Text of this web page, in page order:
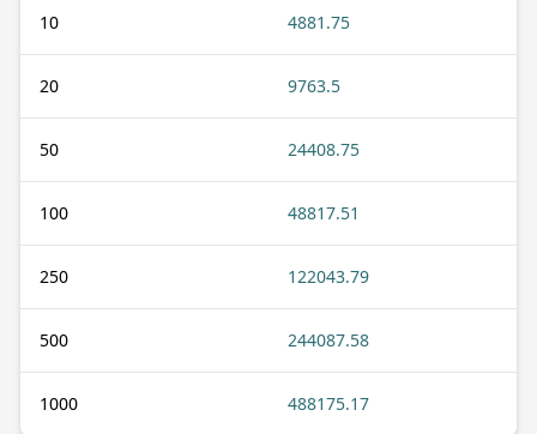
10 4881.75
20 9763.5
50 24408.75
100 48817.51
250 122043.79
500 244087.58
1000 488175.17